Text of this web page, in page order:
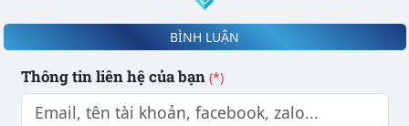
BÌNH LUẬN
Thông tin liên hệ của bạn (*)